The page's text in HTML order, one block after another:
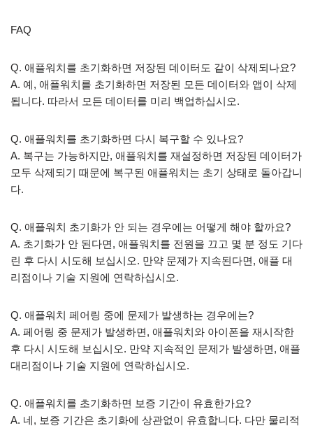
FAQ
Q. 애플워치를 초기화하면 저장된 데이터도 같이 삭제되나요?
A. 예, 애플워치를 초기화하면 저장된 모든 데이터와 앱이 삭제
됩니다. 따라서 모든 데이터를 미리 백업하십시오.
Q. 애플워치를 초기화하면 다시 복구할 수 있나요?
A. 복구는 가능하지만, 애플워치를 재설정하면 저장된 데이터가
모두 삭제되기 때문에 복구된 애플워치는 초기 상태로 돌아갑니
다.
Q. 애플워치 초기화가 안 되는 경우에는 어떻게 해야 할까요?
A. 초기화가 안 된다면, 애플워치를 전원을 끄고 몇 분 정도 기다
린 후 다시 시도해 보십시오. 만약 문제가 지속된다면, 애플 대
리점이나 기술 지원에 연락하십시오.
Q. 애플워치 페어링 중에 문제가 발생하는 경우에는?
A. 페어링 중 문제가 발생하면, 애플워치와 아이폰을 재시작한
후 다시 시도해 보십시오. 만약 지속적인 문제가 발생하면, 애플
대리점이나 기술 지원에 연락하십시오.
Q. 애플워치를 초기화하면 보증 기간이 유효한가요?
A. 네, 보증 기간은 초기화에 상관없이 유효합니다. 다만 물리적